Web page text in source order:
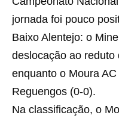
jornada foi pouco
Baixo Alentejo: o
deslocação ao reduto
enquanto o Moura
Reguengos (0-0).
Na classificação, o